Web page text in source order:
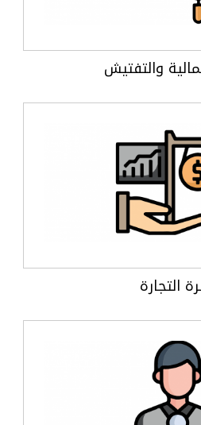
والتفتيش
التجارة